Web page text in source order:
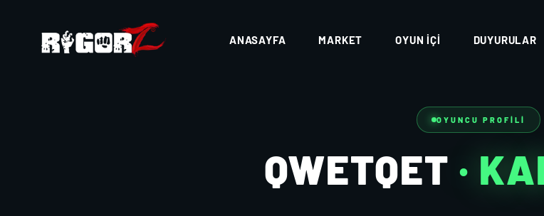
ANASAYFA MARKET OYUN İÇI DUYURULAR
OYUNCU PROFILI
QWETQET ·